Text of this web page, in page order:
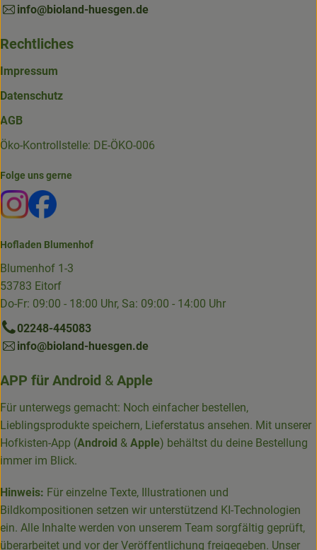
info@bioland-huesgen.de
Rechtliches
Impressum
Datenschutz
AGB
Öko-Kontrollstelle: DE-ÖKO-006
Folge uns gerne
Externer Link zu https://www.instagram.com/die.hofkiste/
Externer Link zu https://www.facebook.com/p/Die-
Hofladen Blumenhof
Blumenhof 1-3
53783 Eitorf
Do-Fr: 09:00 - 18:00 Uhr, Sa: 09:00 - 14:00 Uhr
02248-445083
info@bioland-huesgen.de
APP für Android & Apple
Für unterwegs gemacht: Noch einfacher bestellen,
Lieblingsprodukte speichern, Lieferstatus ansehen. Mit unserer
Hofkisten-App (Android & Apple) behältst du deine Bestellung
immer im Blick.
Hinweis: Für einzelne Texte, Illustrationen und
Bildkompositionen setzen wir unterstützend KI-Technologien
ein. Alle Inhalte werden von unserem Team sorgfältig geprüft,
überarbeitet und vor der Veröffentlichung freigegeben. Unser